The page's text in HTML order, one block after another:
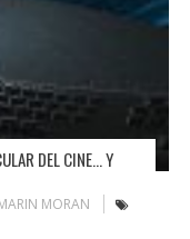
DEL CINE… Y
MORAN